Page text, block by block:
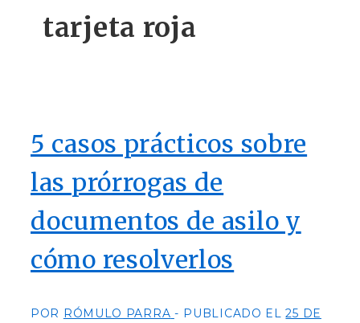
tarjeta roja
5 casos prácticos sobre
las prórrogas de
documentos de asilo y
cómo resolverlos
POR RÓMULO PARRA PUBLICADO EL25 DE